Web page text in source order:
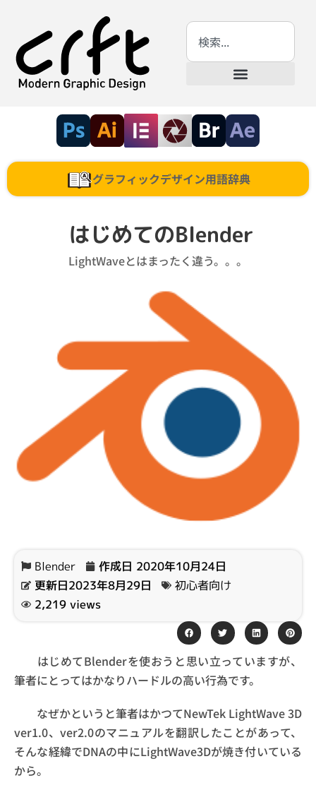
グラフィックデザイン用語辞典
はじめてのBlender
LightWaveとはまったく違う。。。
Blender 作成日 2020年10月24日
更新日2023年8月29日
初心者向け
2,219 views
はじめてBlenderを使おうと思い立っていますが、
筆者にとってはかなりハードルの高い行為です。
なぜかというと筆者はかつてNewTek LightWave 3D
ver1.0、ver2.0のマニュアルを翻訳したことがあって、
そんな経緯でDNAの中にLightWave3Dが焼き付いている
から。